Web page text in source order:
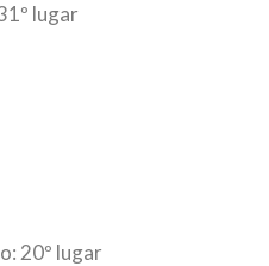
lugar
20º lugar